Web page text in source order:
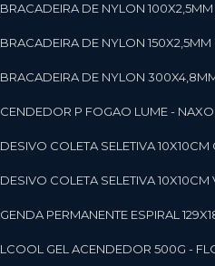
ABRACADEIRA DE NYLON
ABRACADEIRA DE NYLON 150X2,5MM
ABRACADEIRA DE NYLON
ACENDEDOR P FOGAO LUME -
ADESIVO COLETA SELETIVA
ADESIVO COLETA SELETIVA
AGENDA PERMANENTE ESPIRAL
ALCOOL GEL ACENDEDOR 500G -